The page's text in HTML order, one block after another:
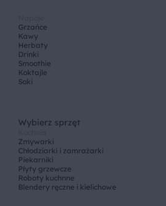
Grzańce
Kawy
Herbaty
Drinki
Smoothie
Koktajle
Soki
Wybierz sprzęt
Zmywarki
Chłodziarki i zamrażarki
Piekarniki
Płyty grzewcze
Roboty kuchnne
Blendery ręczne i kielichowe